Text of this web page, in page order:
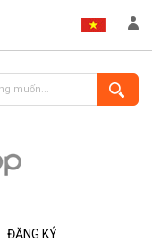
ĐĂNG KÝ